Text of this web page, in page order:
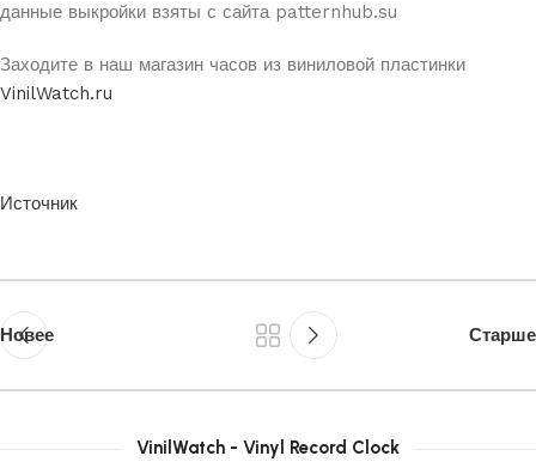
данные выкройки взяты с сайта patternhub.su
Заходите в наш магазин часов из виниловой пластинки
VinilWatch.ru
Источник
Новее Старше
VinilWatch - Vinyl Record Clock